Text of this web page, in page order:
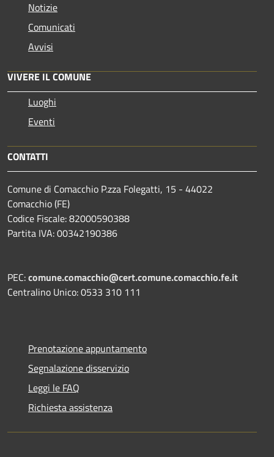
Notizie
Comunicati
Avvisi
VIVERE IL COMUNE
Luoghi
Eventi
CONTATTI
Comune di Comacchio P.zza Folegatti, 15 - 44022
Comacchio (FE)
Codice Fiscale: 82000590388
Partita IVA: 00342190386
PEC:comune.comacchio@cert.comune.comacchio.fe.it
Centralino Unico: 0533 310 111
Prenotazione appuntamento
Segnalazione disservizio
Leggi le FAQ
Richiesta assistenza